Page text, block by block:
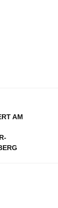
AM